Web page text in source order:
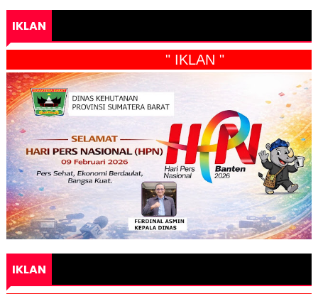
IKLAN
" IKLAN "
IKLAN